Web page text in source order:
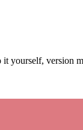
it yourself, version